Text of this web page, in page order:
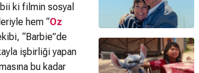
ki filmin sosyal
hem “Oz
“Barbie”de
işbirliği yapan
bu kadar